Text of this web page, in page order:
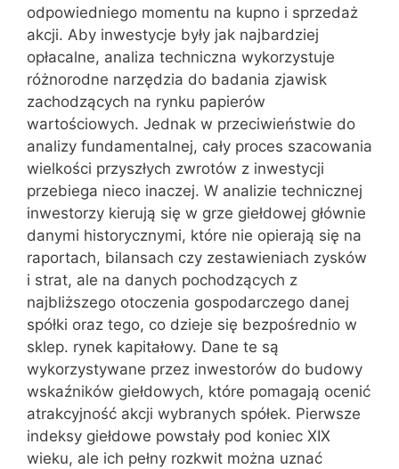
odpowiedniego momentu na kupno i sprzedaż
akcji. Aby inwestycje były jak najbardziej
opłacalne, analiza techniczna wykorzystuje
różnorodne narzędzia do badania zjawisk
zachodzących na rynku papierów
wartościowych. Jednak w przeciwieństwie do
analizy fundamentalnej, cały proces szacowania
wielkości przyszłych zwrotów z inwestycji
przebiega nieco inaczej. W analizie technicznej
inwestorzy kierują się w grze giełdowej głównie
danymi historycznymi, które nie opierają się na
raportach, bilansach czy zestawieniach zysków
i strat, ale na danych pochodzących z
najbliższego otoczenia gospodarczego danej
spółki oraz tego, co dzieje się bezpośrednio w
sklep. rynek kapitałowy. Dane te są
wykorzystywane przez inwestorów do budowy
wskaźników giełdowych, które pomagają ocenić
atrakcyjność akcji wybranych spółek. Pierwsze
indeksy giełdowe powstały pod koniec XIX
wieku, ale ich pełny rozkwit można uznać